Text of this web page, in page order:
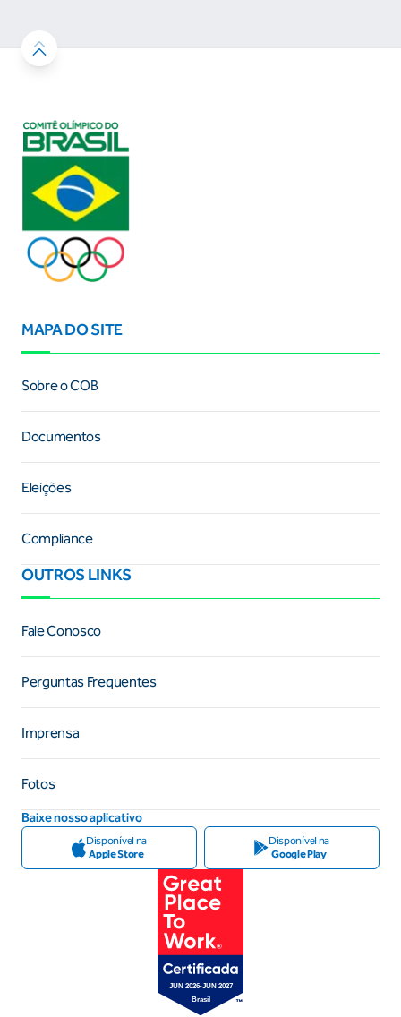
MAPA DO SITE
Sobre o COB
Documentos
Eleições
Compliance
OUTROS LINKS
Fale Conosco
Perguntas Frequentes
Imprensa
Fotos
Baixe nosso aplicativo
Disponível na
Apple Store
Disponível na
Google Play